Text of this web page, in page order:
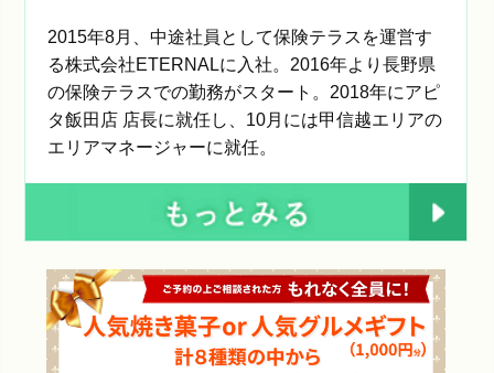
2015年8月、中途社員として保険テラスを運営す
る株式会社ETERNALに入社。2016年より長野県
の保険テラスでの勤務がスタート。2018年にアピ
タ飯田店 店長に就任し、10月には甲信越エリアの
エリアマネージャーに就任。